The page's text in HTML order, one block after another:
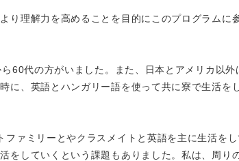
り理解力を高めることを目的にこのプログラムに
60代の方がいました。また、日本とアメリカ以外
に、英語とハンガリー語を使って共に寮で生活を
ァミリーとやクラスメイトと英語を主に生活を
をしていくという課題もありました。私は、周り